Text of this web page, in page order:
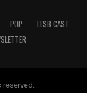
POP
LESB CAST
reserved.